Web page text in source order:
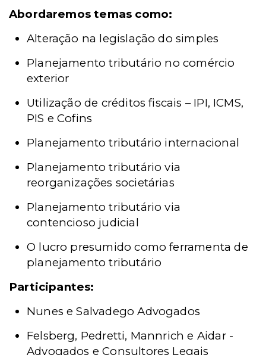
Abordaremos temas como:
Alteração na legislação do simples
Planejamento tributário no comércio
exterior
Utilização de créditos fiscais – IPI, ICMS,
PIS e Cofins
Planejamento tributário internacional
Planejamento tributário via
reorganizações societárias
Planejamento tributário via
contencioso judicial
O lucro presumido como ferramenta de
planejamento tributário
Participantes:
Nunes e Salvadego Advogados
Felsberg, Pedretti, Mannrich e Aidar -
Advogados e Consultores Legais